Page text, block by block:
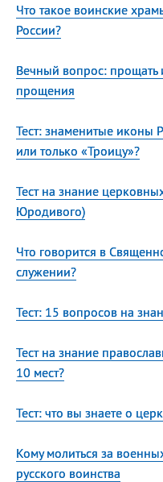
Что такое воинские
России?
Вечный вопрос: прощать
прощения
Тест: знаменитые иконы
или только «Троицу»?
Тест на знание
Юродивого)
Что говорится в
служении?
Тест: 15 вопросов на
Тест на знание
10 мест?
Тест: что вы знаете о
Кому молиться за
русского воинства